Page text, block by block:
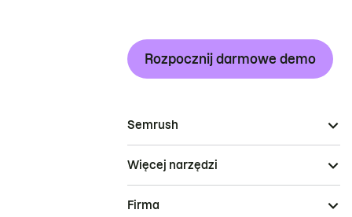
Rozpocznij darmowe demo
Semrush
Więcej narzędzi
Firma